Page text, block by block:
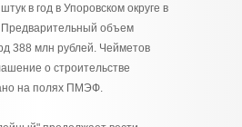
в год в Упоровском округе в
Предварительный объем
388 млн рублей. Чейметов
о строительстве
на полях ПМЭФ.